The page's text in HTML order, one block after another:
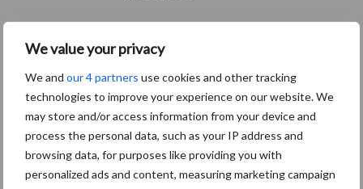
We value your privacy
We and our 4 partners use cookies and other tracking
technologies to improve your experience on our website. We
may store and/or access information from your device and
process the personal data, such as your IP address and
browsing data, for purposes like providing you with
personalized ads and content, measuring marketing campaign
De speenhuid: een vaak
voor mastitis
ForFarmers ziet volume en
marktaandeel groeien in